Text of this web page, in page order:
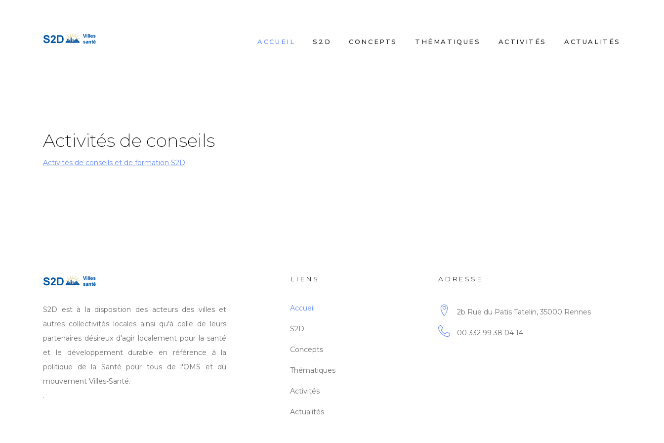
ACCUEIL S2D CONCEPTS THÉMATIQUES ACTIVITÉS ACTUALITÉS
Activités de conseils
Activités de conseils et de formation S2D
S2D est à la disposition des acteurs des villes et
autres collectivités locales ainsi qu'à celle de leurs
partenaires désireux d'agir localement pour la santé
et le développement durable en référence à la
politique de la Santé pour tous de l'OMS et du
mouvement Villes-Santé.
.
LIENS
Accueil
S2D
Concepts
Thématiques
Activités
Actualités
ADRESSE
2b Rue du Patis Tatelin, 35000 Rennes
00 332 99 38 04 14